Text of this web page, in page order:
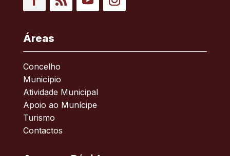
Áreas
Concelho
Município
Atividade Municipal
Apoio ao Munícipe
Turismo
Contactos